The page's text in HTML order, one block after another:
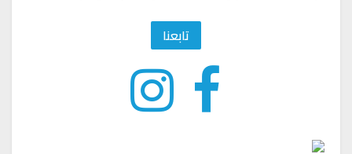
تابعنا